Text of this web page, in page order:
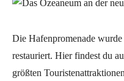
Die Hafenpromenade
restauriert. Hier findest du
größten